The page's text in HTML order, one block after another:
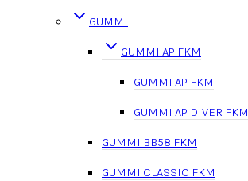
GUMMI
GUMMI AP FKM
GUMMI AP FKM
GUMMI AP DIVER FKM
GUMMI BB58 FKM
GUMMI CLASSIC FKM